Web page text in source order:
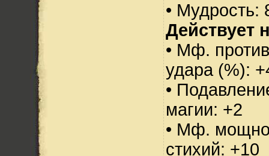
• Мудрость:
Действует
• Мф.
удара (%):
•
магии: +2
• Мф.
стихий: +10